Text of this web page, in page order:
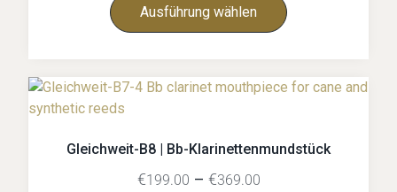
Ausführung wählen
Gleichweit-B8 | Bb-Klarinettenmundstück
€199.00 – €369.00